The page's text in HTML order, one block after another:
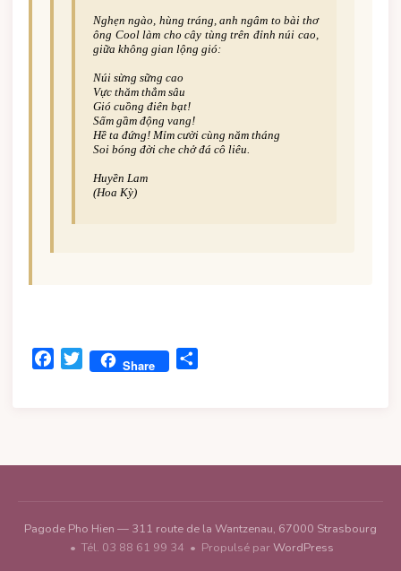
Nghẹn ngào, hùng tráng, anh ngâm to bài thơ
ông Cool làm cho cây tùng trên đỉnh núi cao,
giữa không gian lộng gió:
Núi sừng sững cao
Vực thăm thẳm sâu
Gió cuồng điên bạt!
Sấm gầm động vang!
Hề ta đứng! Mỉm cười cùng năm tháng
Soi bóng đời che chở đá cô liêu.
Huyền Lam
(Hoa Kỳ)
Facebook
TwitterShare
Pagode Pho Hien — 311 route de la Wantzenau, 67000 Strasbourg
• Tél. 03 88 61 99 34 • Propulsé par WordPress